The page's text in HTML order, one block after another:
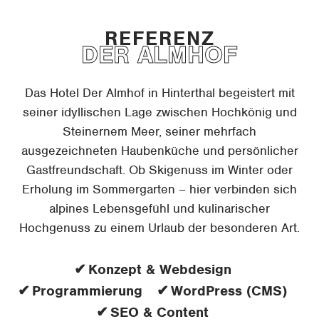
DER ALMHOF
Das Hotel Der Almhof in Hinterthal begeistert mit
seiner idyllischen Lage zwischen Hochkönig und
Steinernem Meer, seiner mehrfach
ausgezeichneten Haubenküche und persönlicher
Gastfreundschaft. Ob Skigenuss im Winter oder
Erholung im Sommergarten – hier verbinden sich
alpines Lebensgefühl und kulinarischer
Hochgenuss zu einem Urlaub der besonderen Art.
Konzept & Webdesign
Programmierung
WordPress (CMS)
SEO & Content